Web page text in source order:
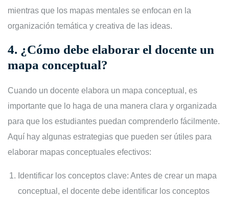
mientras que los mapas mentales se enfocan en la
organización temática y creativa de las ideas.
4. ¿Cómo debe elaborar el docente un
mapa conceptual?
Cuando un docente elabora un mapa conceptual, es
importante que lo haga de una manera clara y organizada
para que los estudiantes puedan comprenderlo fácilmente.
Aquí hay algunas estrategias que pueden ser útiles para
elaborar mapas conceptuales efectivos:
Identificar los conceptos clave: Antes de crear un mapa
conceptual, el docente debe identificar los conceptos